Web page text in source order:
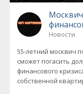
Новости
55-летний москвич
сможет погасить
финансового
собственной